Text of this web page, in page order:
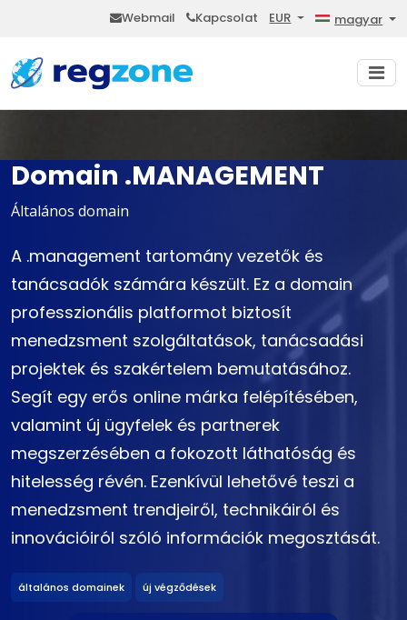
Webmail Kapcsolat EUR magyar
Domain .MANAGEMENT
Általános domain
A .management tartomány vezetők és
tanácsadók számára készült. Ez a domain
professzionális platformot biztosít
menedzsment szolgáltatások, tanácsadási
projektek és szakértelem bemutatásához.
Segít egy erős online márka felépítésében,
valamint új ügyfelek és partnerek
megszerzésében a fokozott láthatóság és
hitelesség révén. Ezenkívül lehetővé teszi a
menedzsment trendjeiről, technikáiról és
innovációiról szóló információk megosztását.
általános domainek új végződések